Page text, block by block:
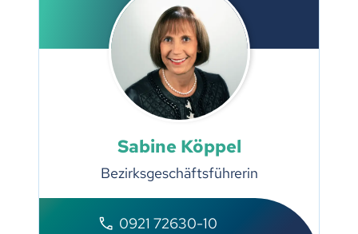
Sabine Köppel
Bezirksgeschäftsführerin
0921 72630-10